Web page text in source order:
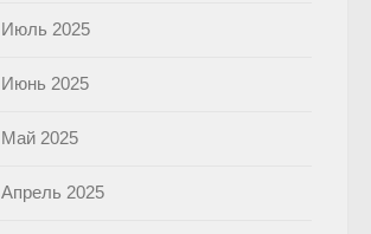
Июль 2025
Июнь 2025
Май 2025
Апрель 2025